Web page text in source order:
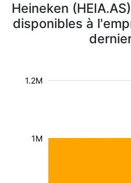
Heineken
disponibles à
1M
1.2M